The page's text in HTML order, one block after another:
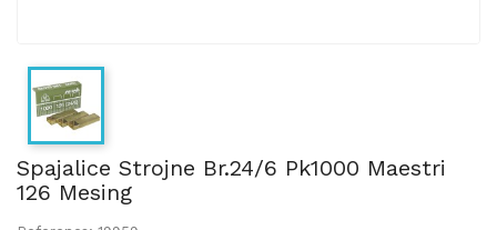
Spajalice Strojne Br.24/6 Pk1000 Maestri
126 Mesing